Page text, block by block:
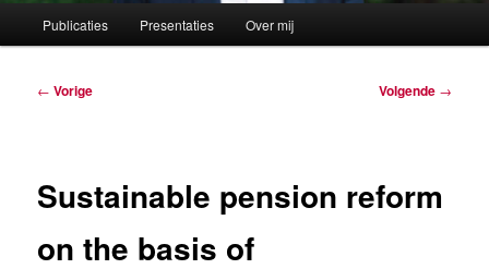
Publicaties Presentaties Over mij
Berichtnavigatie
← Vorige Volgende →
Sustainable pension reform
on the basis of